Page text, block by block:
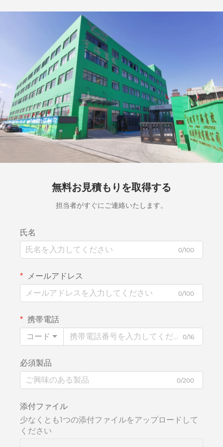
無料お見積もりを取得する
担当者がすぐにご連絡いたします。
氏名
0/100
メールアドレス
0/100
携帯電話
コード
0/16
必須製品
0/200
添付ファイル
少なくとも1つの添付ファイルをアップロードして
ください